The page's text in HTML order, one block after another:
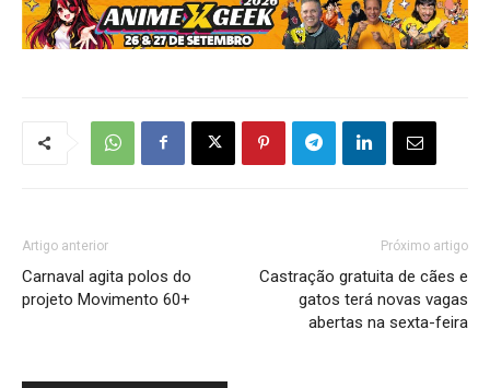
Artigo anterior
Carnaval agita polos do
projeto Movimento 60+
Próximo artigo
Castração gratuita de cães e
gatos terá novas vagas
abertas na sexta-feira